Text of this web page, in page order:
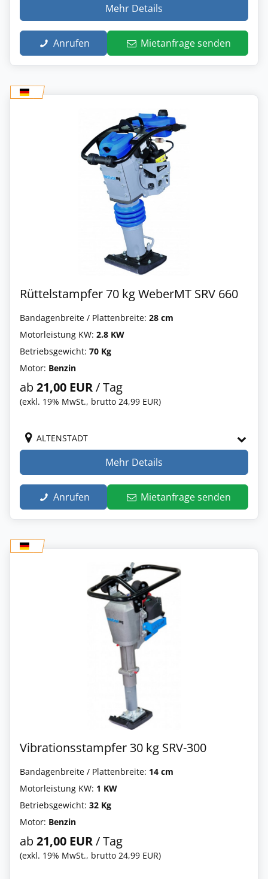
Mehr Details
Anrufen Mietanfrage senden
Rüttelstampfer 70 kg WeberMT SRV 660
Bandagenbreite / Plattenbreite: 28 cm
Motorleistung KW: 2.8 KW
Betriebsgewicht: 70 Kg
Motor: Benzin
ab21,00 EUR/ Tag
(exkl. 19% MwSt., brutto 24,99 EUR)
ALTENSTADT
Mehr Details
Anrufen Mietanfrage senden
Vibrationsstampfer 30 kg SRV-300
Bandagenbreite / Plattenbreite: 14 cm
Motorleistung KW: 1 KW
Betriebsgewicht: 32 Kg
Motor: Benzin
ab21,00 EUR/ Tag
(exkl. 19% MwSt., brutto 24,99 EUR)